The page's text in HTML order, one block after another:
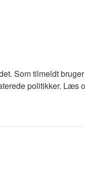
Som tilmeldt
politikker. Læs